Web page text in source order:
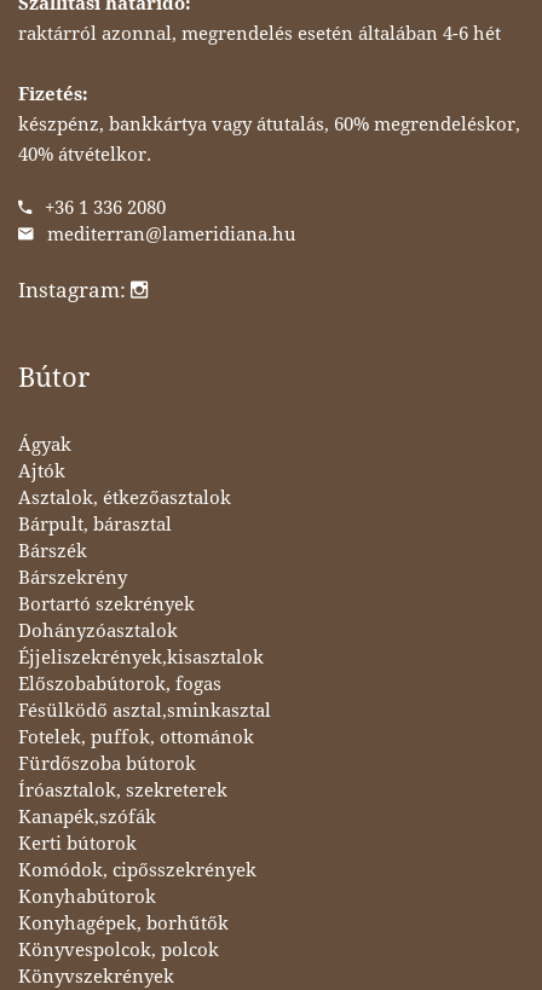
raktárról azonnal, megrendelés esetén általában 4-6 hét
Fizetés:
készpénz, bankkártya vagy átutalás, 60% megrendeléskor,
40% átvételkor.
+36 1 336 2080
mediterran@lameridiana.hu
Instagram:
Bútor
Ágyak
Ajtók
Asztalok, étkezőasztalok
Bárpult, bárasztal
Bárszék
Bárszekrény
Bortartó szekrények
Dohányzóasztalok
Éjjeliszekrények,kisasztalok
Előszobabútorok, fogas
Fésülködő asztal,sminkasztal
Fotelek, puffok, ottománok
Fürdőszoba bútorok
Íróasztalok, szekreterek
Kanapék,szófák
Kerti bútorok
Komódok, cipősszekrények
Konyhabútorok
Konyhagépek, borhűtők
Könyvespolcok, polcok
Könyvszekrények